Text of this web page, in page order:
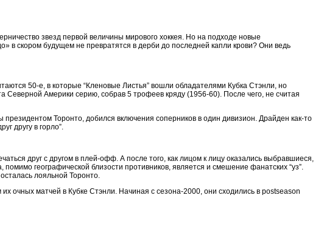
звезд первой величины мирового хоккея. Но на подходе новые
в скором будущем не превратятся в дерби до последней капли крови? Они ведь
50-е, в которые “Кленовые Листья” вошли обладателями Кубка Стэнли, но
Америки серию, собрав 5 трофеев кряду (1956-60). После чего, не считая
Торонто, добился включения соперников в один дивизион. Драйден как-то
другу в горло”.
друг с другом в плей-офф. А после того, как лицом к лицу оказались выбравшиеся,
географической близости противников, является и смешение фанатских “уз”.
лояльной Торонто.
очных матчей в Кубке Стэнли. Начиная с сезона-2000, они сходились в postseason